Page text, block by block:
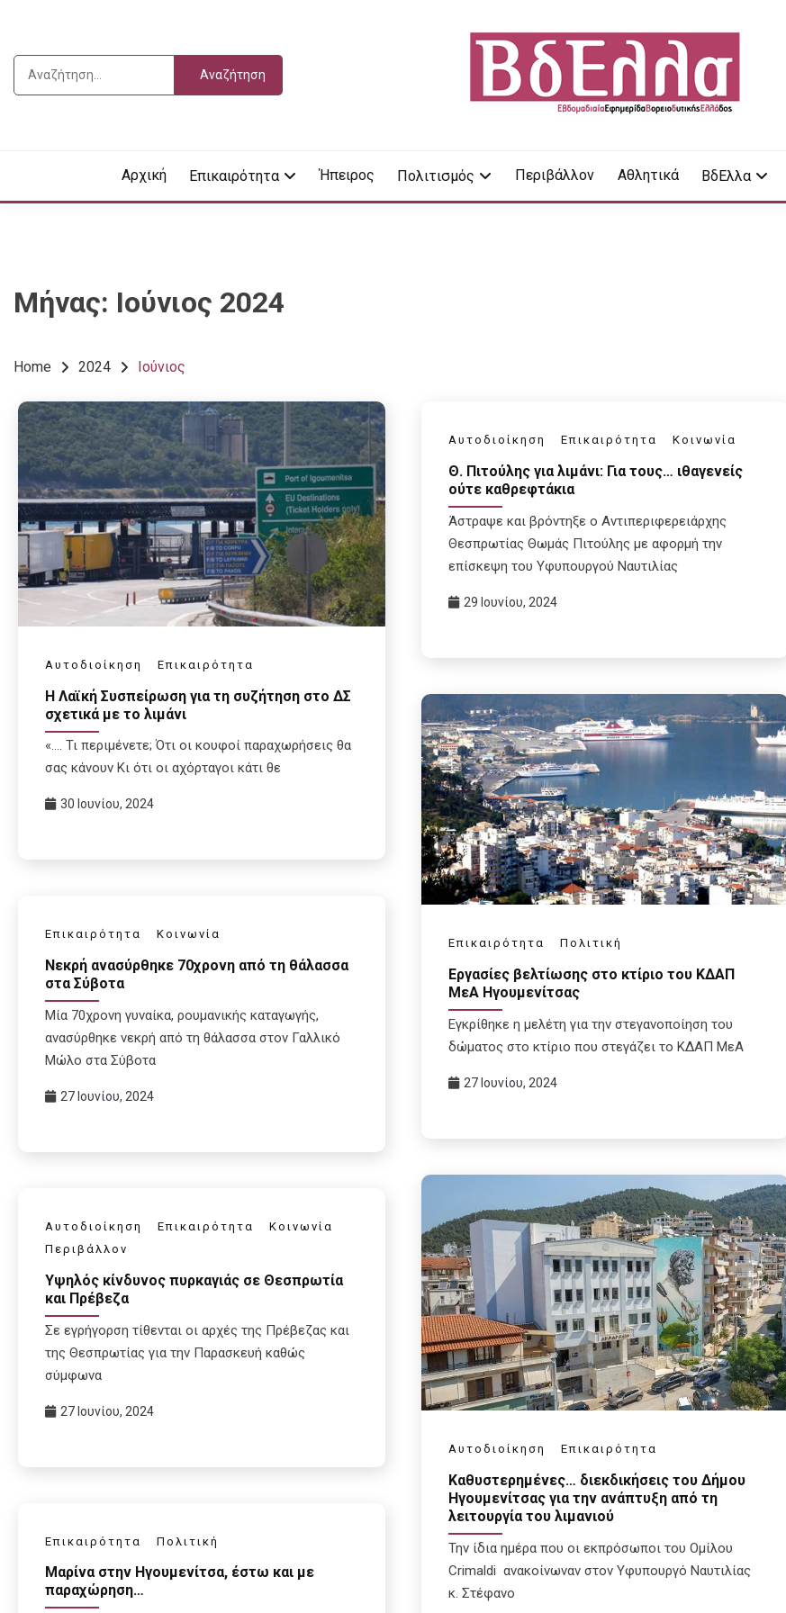
content
Αναζήτηση
Αρχική Επικαιρότητα Ήπειρος Πολιτισμός Περιβάλλον Αθλητικά ΒδΕλλα
Μήνας: Ιούνιος 2024
Home 2024 Ιούνιος
Αυτοδιοίκηση Επικαιρότητα
H Λαϊκή Συσπείρωση για τη συζήτηση στο ΔΣ
σχετικά με το λιμάνι
«…. Τι περιμένετε; Ότι οι κουφοί παραχωρήσεις θα
σας κάνουν Κι ότι οι αχόρταγοι κάτι θε
30 Ιουνίου, 2024
Αυτοδιοίκηση Επικαιρότητα Κοινωνία
Θ. Πιτούλης για λιμάνι: Για τους… ιθαγενείς
ούτε καθρεφτάκια
Άστραψε και βρόντηξε ο Αντιπεριφερειάρχης
Θεσπρωτίας Θωμάς Πιτούλης με αφορμή την
επίσκεψη του Υφυπουργού Ναυτιλίας
29 Ιουνίου, 2024
Επικαιρότητα Πολιτική
Εργασίες βελτίωσης στο κτίριο του ΚΔΑΠ
ΜεΑ Ηγουμενίτσας
Εγκρίθηκε η μελέτη για την στεγανοποίηση του
δώματος στο κτίριο που στεγάζει το ΚΔΑΠ ΜεΑ
27 Ιουνίου, 2024
Επικαιρότητα Κοινωνία
Νεκρή ανασύρθηκε 70χρονη από τη θάλασσα
στα Σύβοτα
Μία 70χρονη γυναίκα, ρουμανικής καταγωγής,
ανασύρθηκε νεκρή από τη θάλασσα στον Γαλλικό
Μώλο στα Σύβοτα
27 Ιουνίου, 2024
Αυτοδιοίκηση Επικαιρότητα
Καθυστερημένες… διεκδικήσεις του Δήμου
Ηγουμενίτσας για την ανάπτυξη από τη
λειτουργία του λιμανιού
Την ίδια ημέρα που οι εκπρόσωποι του Ομίλου
Crimaldi ανακοίνωναν στον Υφυπουργό Ναυτιλίας
κ. Στέφανο
Αυτοδιοίκηση Επικαιρότητα
Κοινωνία
Περιβάλλον
Υψηλός κίνδυνος πυρκαγιάς σε Θεσπρωτία
και Πρέβεζα
Σε εγρήγορση τίθενται οι αρχές της Πρέβεζας και
της Θεσπρωτίας για την Παρασκευή καθώς
σύμφωνα
27 Ιουνίου, 2024
Επικαιρότητα Πολιτική
Μαρίνα στην Ηγουμενίτσα, έστω και με
παραχώρηση…